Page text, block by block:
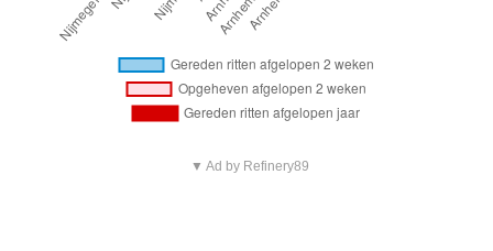
▼ Ad by Refinery89